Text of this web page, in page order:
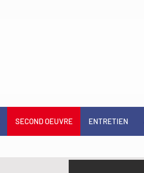
SECOND OEUVRE ENTRETIEN